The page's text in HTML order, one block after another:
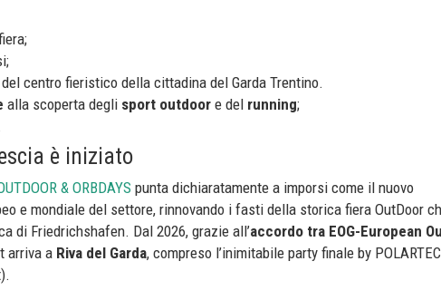
del centro fieristico della cittadina del Garda Trentino.
alla scoperta degli sport outdoor e del running;
è iniziato
& ORBDAYS punta dichiaratamente a imporsi come il nuovo
e mondiale del settore, rinnovando i fasti della storica fiera OutDoor
di Friedrichshafen. Dal 2026, grazie all’accordo tra EOG-European
arriva a Riva del Garda, compreso l’inimitabile party finale by